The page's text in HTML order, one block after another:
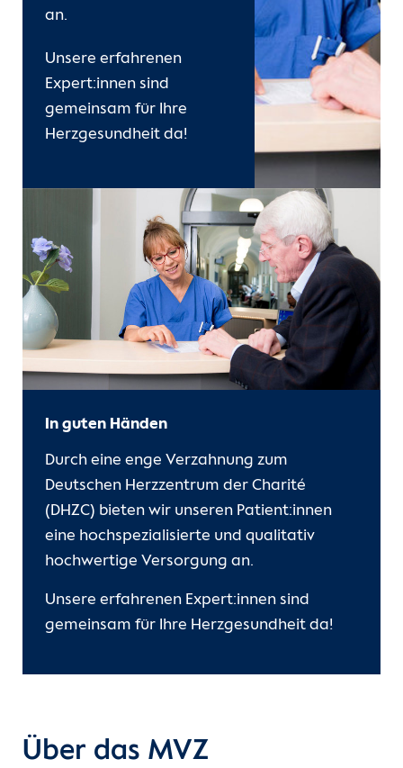
an.
Unsere erfahrenen
Expert:innen sind
gemeinsam für Ihre
Herzgesundheit da!
In guten Händen
Durch eine enge Verzahnung zum
Deutschen Herzzentrum der Charité
(DHZC) bieten wir unseren Patient:innen
eine hochspezialisierte und qualitativ
hochwertige Versorgung an.
Unsere erfahrenen Expert:innen sind
gemeinsam für Ihre Herzgesundheit da!
Über das MVZ